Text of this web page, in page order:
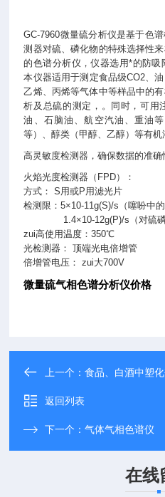
GC-7960微量硫分析仪是基于色
测器对硫、磷化物的特殊选择性
的色谱分析仪，仪器选用*的防吸
本仪器适用于测定食品级CO2、
乙烯、丙烯等气体中等样品中的
析及总硫的测定，。同时，可用
油、石脑油、航空汽油、重油
等）、醇类（甲醇、乙醇）等有机
高灵敏度检测器，确保数据的准确
火焰光度检测器（FPD）：
方式： S用或P用滤光片
检测限：5×10-11g(S)/s（噻吩中的
1.4×10-12g(P)/s（对硫磷
zui高使用温度：350℃
光检测器： 顶端光电倍增管
倍增管电压： zui大700V
微量硫气相色谱分析仪价格
上一个：食品、白酒中塑
返回列表
下一个：气体气相色谱仪
在线